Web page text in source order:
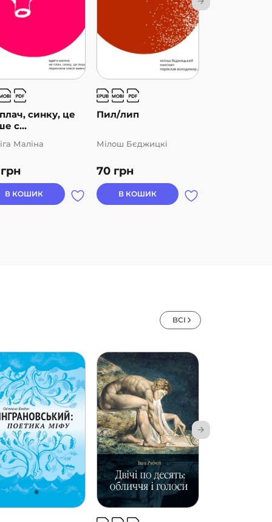
синку, це
с...
грн
Маліна
В КОШИК
Пил/лип
70 грн
Мілош Бєджицкі
В КОШИК
ВСІ